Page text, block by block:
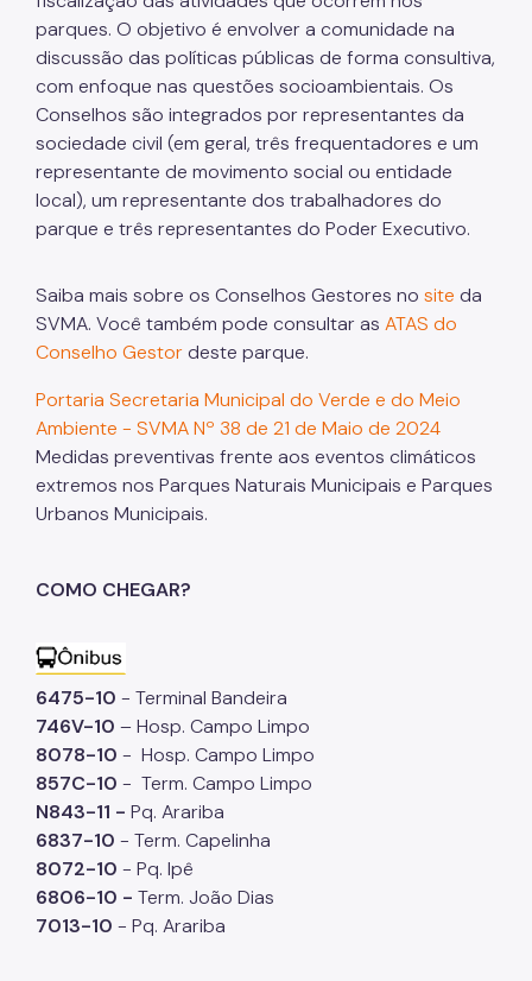
parques. O objetivo é envolver a comunidade na
discussão das políticas públicas de forma consultiva,
com enfoque nas questões socioambientais. Os
Conselhos são integrados por representantes da
sociedade civil (em geral, três frequentadores e um
representante de movimento social ou entidade
local), um representante dos trabalhadores do
parque e três representantes do Poder Executivo.
Saiba mais sobre os Conselhos Gestores no site da
SVMA. Você também pode consultar as ATAS do
Conselho Gestordeste parque.
Portaria Secretaria Municipal do Verde e do Meio
Ambiente - SVMA Nº 38 de 21 de Maio de 2024
Medidas preventivas frente aos eventos climáticos
extremos nos Parques Naturais Municipais e Parques
Urbanos Municipais.
COMO CHEGAR?
6475-10 - Terminal Bandeira
746V-10 – Hosp. Campo Limpo
8078-10 - Hosp. Campo Limpo
857C-10 - Term. Campo Limpo
N843-11 - Pq. Arariba
6837-10 - Term. Capelinha
8072-10 - Pq. Ipê
6806-10 - Term. João Dias
7013-10 - Pq. Arariba